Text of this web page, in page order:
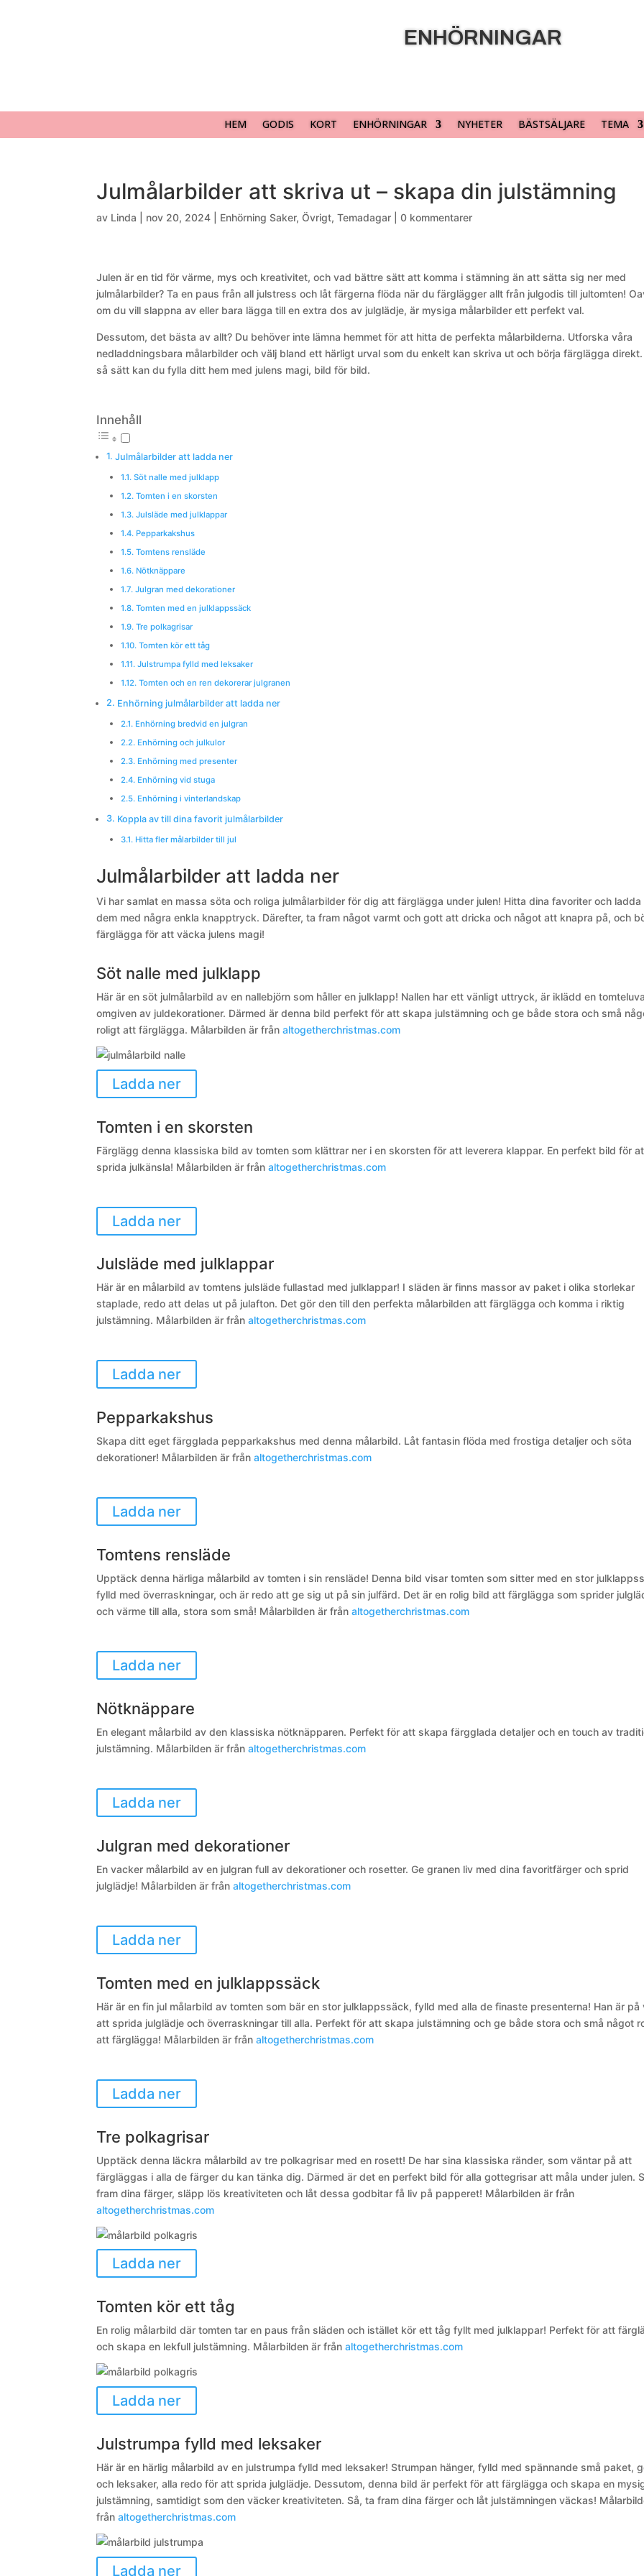
ENHÖRNINGAR
HEM GODIS KORT ENHÖRNINGAR NYHETER BÄSTSÄLJARE TEMA
Julmålarbilder att skriva ut – skapa din julstämning
av Linda nov 20, 2024 Enhörning Saker,Övrigt,Temadagar |0 kommentarer
Julen är en tid för värme, mys och kreativitet, och vad bättre sätt att komma i stämning än att sätta sig ner med
julmålarbilder? Ta en paus från all julstress och låt färgerna flöda när du färglägger allt från julgodis till jultomten!
om du vill slappna av eller bara lägga till en extra dos av julglädje, är mysiga målarbilder ett perfekt val.
Dessutom, det bästa av allt? Du behöver inte lämna hemmet för att hitta de perfekta målarbilderna. Utforska våra
nedladdningsbara målarbilder och välj bland ett härligt urval som du enkelt kan skriva ut och börja färglägga direkt.
så sätt kan du fylla ditt hem med julens magi, bild för bild.
Innehåll
Julmålarbilder att ladda ner
Söt nalle med julklapp
Tomten i en skorsten
Julsläde med julklappar
Pepparkakshus
Tomtens rensläde
Nötknäppare
Julgran med dekorationer
Tomten med en julklappssäck
Tre polkagrisar
Tomten kör ett tåg
Julstrumpa fylld med leksaker
Tomten och en ren dekorerar julgranen
Enhörning julmålarbilder att ladda ner
Enhörning bredvid en julgran
Enhörning och julkulor
Enhörning med presenter
Enhörning vid stuga
Enhörning i vinterlandskap
Koppla av till dina favorit julmålarbilder
Hitta fler målarbilder till jul
Julmålarbilder att ladda ner
Vi har samlat en massa söta och roliga julmålarbilder för dig att färglägga under julen! Hitta dina favoriter och ladda
dem med några enkla knapptryck. Därefter, ta fram något varmt och gott att dricka och något att knapra på, och
färglägga för att väcka julens magi!
Söt nalle med julklapp
Här är en söt julmålarbild av en nallebjörn som håller en julklapp! Nallen har ett vänligt uttryck, är iklädd en
omgiven av juldekorationer. Därmed är denna bild perfekt för att skapa julstämning och ge både stora och små
roligt att färglägga. Målarbilden är frånaltogetherchristmas.com
Ladda ner
Tomten i en skorsten
Färglägg denna klassiska bild av tomten som klättrar ner i en skorsten för att leverera klappar. En perfekt bild för
sprida julkänsla! Målarbilden är frånaltogetherchristmas.com
Ladda ner
Julsläde med julklappar
Här är en målarbild av tomtens julsläde fullastad med julklappar! I släden är finns massor av paket i olika storlekar
staplade, redo att delas ut på julafton. Det gör den till den perfekta målarbilden att färglägga och komma i riktig
julstämning. Målarbilden är frånaltogetherchristmas.com
Ladda ner
Pepparkakshus
Skapa ditt eget färgglada pepparkakshus med denna målarbild. Låt fantasin flöda med frostiga detaljer och söta
dekorationer! Målarbilden är frånaltogetherchristmas.com
Ladda ner
Tomtens rensläde
Upptäck denna härliga målarbild av tomten i sin rensläde! Denna bild visar tomten som sitter med en stor
fylld med överraskningar, och är redo att ge sig ut på sin julfärd. Det är en rolig bild att färglägga som sprider
och värme till alla, stora som små! Målarbilden är frånaltogetherchristmas.com
Ladda ner
Nötknäppare
En elegant målarbild av den klassiska nötknäpparen. Perfekt för att skapa färgglada detaljer och en touch av
julstämning. Målarbilden är frånaltogetherchristmas.com
Ladda ner
Julgran med dekorationer
En vacker målarbild av en julgran full av dekorationer och rosetter. Ge granen liv med dina favoritfärger och sprid
julglädje! Målarbilden är frånaltogetherchristmas.com
Ladda ner
Tomten med en julklappssäck
Här är en fin jul målarbild av tomten som bär en stor julklappssäck, fylld med alla de finaste presenterna! Han är på
att sprida julglädje och överraskningar till alla. Perfekt för att skapa julstämning och ge både stora och små något
att färglägga! Målarbilden är frånaltogetherchristmas.com
Ladda ner
Tre polkagrisar
Upptäck denna läckra målarbild av tre polkagrisar med en rosett! De har sina klassiska ränder, som väntar på att
färgläggas i alla de färger du kan tänka dig. Därmed är det en perfekt bild för alla gottegrisar att måla under julen.
fram dina färger, släpp lös kreativiteten och låt dessa godbitar få liv på papperet! Målarbilden är från
altogetherchristmas.com
Ladda ner
Tomten kör ett tåg
En rolig målarbild där tomten tar en paus från släden och istället kör ett tåg fyllt med julklappar! Perfekt för att
och skapa en lekfull julstämning. Målarbilden är frånaltogetherchristmas.com
Ladda ner
Julstrumpa fylld med leksaker
Här är en härlig målarbild av en julstrumpa fylld med leksaker! Strumpan hänger, fylld med spännande små paket,
och leksaker, alla redo för att sprida julglädje. Dessutom, denna bild är perfekt för att färglägga och skapa en
julstämning, samtidigt som den väcker kreativiteten. Så, ta fram dina färger och låt julstämningen väckas!
frånaltogetherchristmas.com
Ladda ner